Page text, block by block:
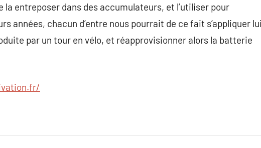
entreposer dans des accumulateurs, et l’utiliser pour
années, chacun d’entre nous pourrait de ce fait s’appliquer lui
par un tour en vélo, et réapprovisionner alors la batterie